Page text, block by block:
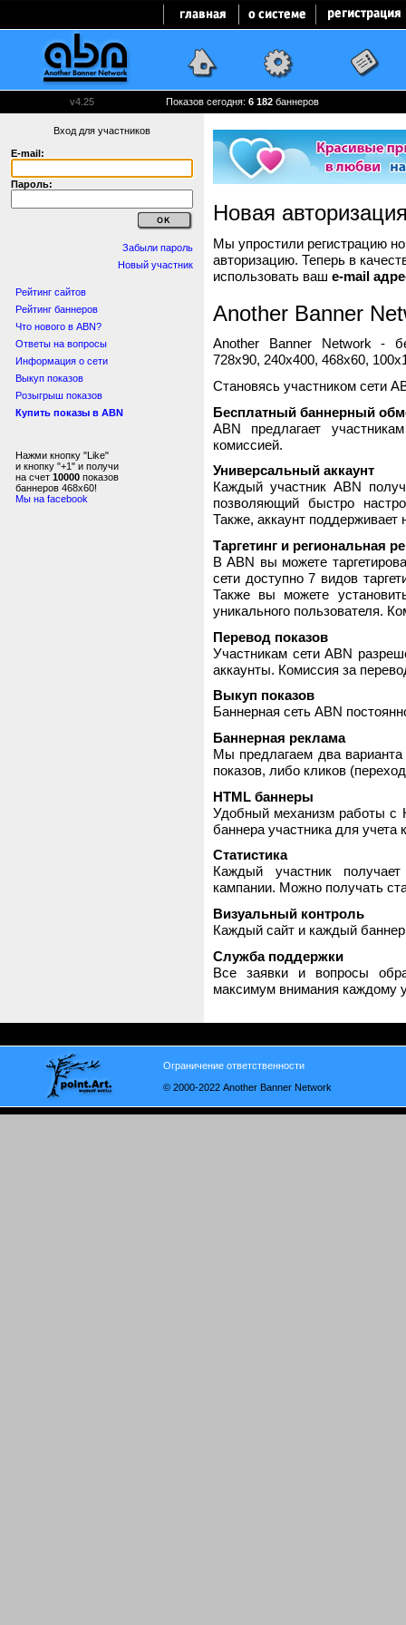
v4.25 Показов сегодня: 6 183 баннеров
Вход для участников
E-mail:
Пароль:
Забыли пароль
Новый участник
Рейтинг сайтов
Рейтинг баннеров
Что нового в ABN?
Ответы на вопросы
Информация о сети
Выкуп показов
Розыгрыш показов
Купить показы в ABN
Нажми кнопку "Like"
и кнопку "+1" и получи
на счет 10000 показов
баннеров 468x60!
Мы на facebook
Новая
Мы упростили регистрацию
авторизацию. Теперь в
использовать ваш e-mail
Another Banner
Another Banner Network -
728x90, 240x400, 468x60,
Становясь участником сети
Бесплатный баннерный
ABN предлагает
комиссией.
Универсальный аккаунт
Каждый участник ABN
позволяющий быстро
Также, аккаунт поддерживает
Таргетинг и региональная
В ABN вы можете
сети доступно 7 видов
Также вы можете
уникального пользователя.
Перевод показов
Участникам сети ABN
аккаунты. Комиссия за
Выкуп показов
Баннерная сеть ABN
Баннерная реклама
Мы предлагаем два
показов, либо кликов
HTML баннеры
Удобный механизм работы с
баннера участника для
Статистика
Каждый участник
кампании. Можно получать
Визуальный контроль
Каждый сайт и каждый
Служба поддержки
Все заявки и вопросы
максимум внимания каждому
Ограничение ответственности
© 2000-2022 Another Banner Network